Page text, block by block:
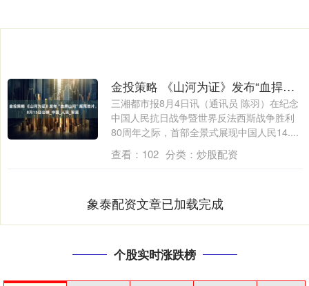
金投策略 《山河为证》发布“血捍山河”版预告片，8月15日公映_中国_人民_军民
三湘都市报8月4日讯（通讯员 陈羽）在纪念
中国人民抗日战争暨世界反法西斯战争胜利
80周年之际，首部全景式展现中国人民14....
查看： 102 分类： 炒股配资
象泰配资文章已加载完成
个股实时涨跌榜